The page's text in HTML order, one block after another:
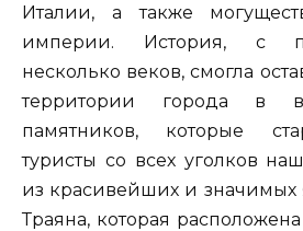
Италии, а также
империи. История, с
несколько веков, смогла
территории города в
памятников, которые
туристы со всех уголков
из красивейших и значимых
Траяна, которая